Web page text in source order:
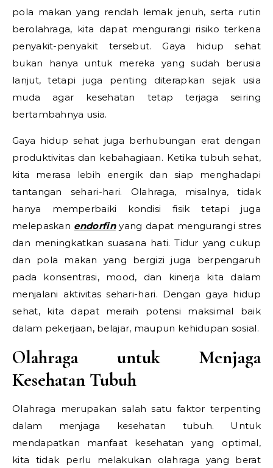
pola makan yang rendah lemak jenuh, serta rutin
berolahraga, kita dapat mengurangi risiko terkena
penyakit-penyakit tersebut. Gaya hidup sehat
bukan hanya untuk mereka yang sudah berusia
lanjut, tetapi juga penting diterapkan sejak usia
muda agar kesehatan tetap terjaga seiring
bertambahnya usia.
Gaya hidup sehat juga berhubungan erat dengan
produktivitas dan kebahagiaan. Ketika tubuh sehat,
kita merasa lebih energik dan siap menghadapi
tantangan sehari-hari. Olahraga, misalnya, tidak
hanya memperbaiki kondisi fisik tetapi juga
melepaskan endorfin yang dapat mengurangi stres
dan meningkatkan suasana hati. Tidur yang cukup
dan pola makan yang bergizi juga berpengaruh
pada konsentrasi, mood, dan kinerja kita dalam
menjalani aktivitas sehari-hari. Dengan gaya hidup
sehat, kita dapat meraih potensi maksimal baik
dalam pekerjaan, belajar, maupun kehidupan sosial.
Olahraga untuk Menjaga
Kesehatan Tubuh
Olahraga merupakan salah satu faktor terpenting
dalam menjaga kesehatan tubuh. Untuk
mendapatkan manfaat kesehatan yang optimal,
kita tidak perlu melakukan olahraga yang berat